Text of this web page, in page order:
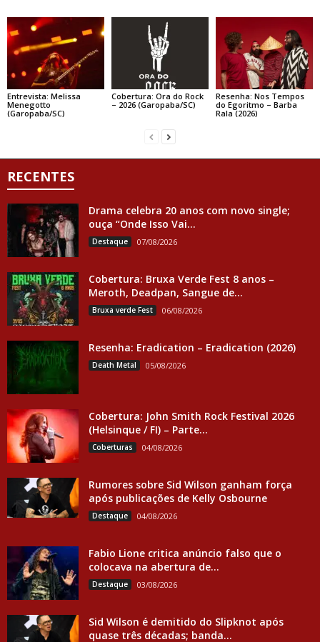
Entrevista: Melissa
Menegotto
(Garopaba/SC)
Cobertura: Ora do Rock
– 2026 (Garopaba/SC)
Resenha: Nos Tempos
do Egoritmo – Barba
Rala (2026)
RECENTES
Drama celebra 20 anos com novo single;
ouça “Onde Isso Vai...
Destaque 07/08/2026
Cobertura: Bruxa Verde Fest 8 anos –
Meroth, Deadpan, Sangue de...
Bruxa verde Fest 06/08/2026
Resenha: Eradication – Eradication (2026)
Death Metal 05/08/2026
Cobertura: John Smith Rock Festival 2026
(Helsinque / FI) – Parte...
Coberturas 04/08/2026
Rumores sobre Sid Wilson ganham força
após publicações de Kelly Osbourne
Destaque 04/08/2026
Fabio Lione critica anúncio falso que o
colocava na abertura de...
Destaque 03/08/2026
Sid Wilson é demitido do Slipknot após
quase três décadas; banda...